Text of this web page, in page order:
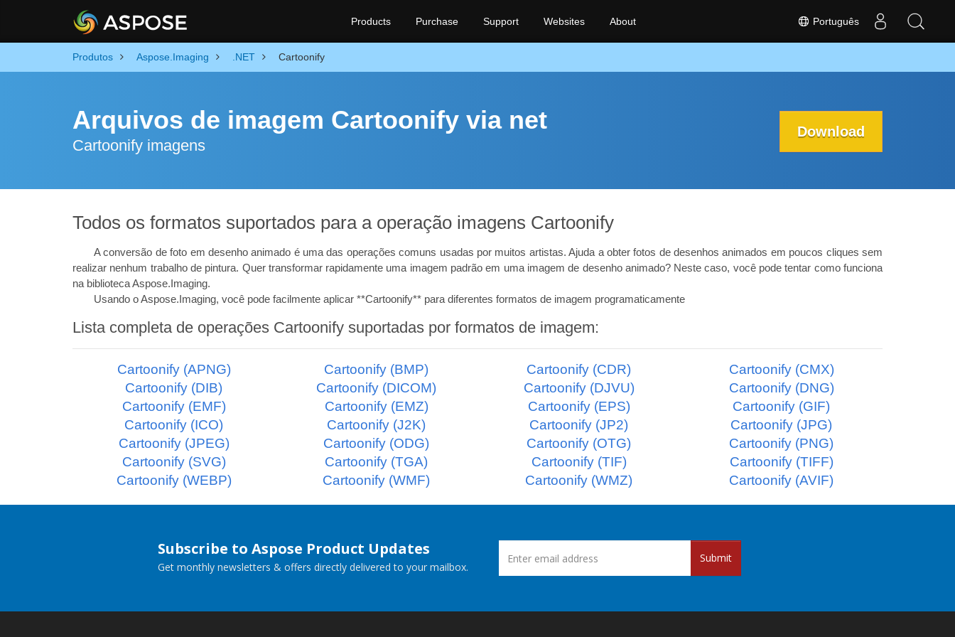
Português
Products Purchase Support Websites About
Produtos Aspose.Imaging .NET Cartoonify
Arquivos de imagem Cartoonify via net
Cartoonify imagens
Download
Todos os formatos suportados para a operação imagens Cartoonify
A conversão de foto em desenho animado é uma das operações comuns usadas por muitos artistas. Ajuda a obter fotos de desenhos animados em poucos cliques sem
realizar nenhum trabalho de pintura. Quer transformar rapidamente uma imagem padrão em uma imagem de desenho animado? Neste caso, você pode tentar como funciona
na biblioteca Aspose.Imaging.
Usando o Aspose.Imaging, você pode facilmente aplicar **Cartoonify** para diferentes formatos de imagem programaticamente
Lista completa de operações Cartoonify suportadas por formatos de imagem:
Cartoonify (APNG) Cartoonify (BMP) Cartoonify (CDR)
Cartoonify (CMX)
Cartoonify (DIB)
Cartoonify (DICOM) Cartoonify (DJVU)
Cartoonify (DNG)
Cartoonify (EMF)
Cartoonify (EMZ) Cartoonify (EPS)
Cartoonify (GIF)
Cartoonify (ICO)
Cartoonify (J2K) Cartoonify (JP2)
Cartoonify (JPG)
Cartoonify (JPEG)
Cartoonify (ODG) Cartoonify (OTG)
Cartoonify (PNG)
Cartoonify (SVG)
Cartoonify (TGA) Cartoonify (TIF)
Cartoonify (TIFF)
Cartoonify (WEBP)
Cartoonify (WMF) Cartoonify (WMZ) Cartoonify (AVIF)
Subscribe to Aspose Product Updates
Get monthly newsletters & offers directly delivered to your mailbox.
Submit